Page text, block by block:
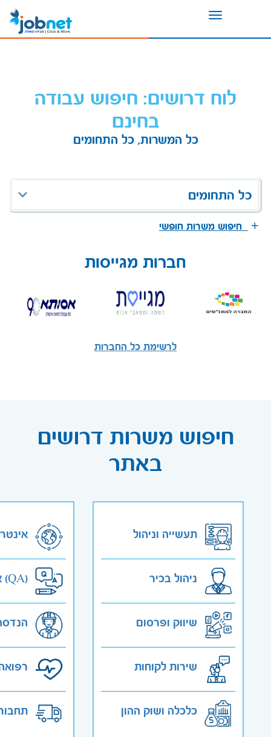
Toggle
לוח דרושים: חיפוש עבודה
בחינם
כל המשרות, כל התחומים
כל התחומים
חיפוש משרות חופשי
חברות מגייסות
לרשימת כל החברות
חיפוש משרות דרושים
באתר
תעשייה וניהול
ניהול בכיר
שיווק ופרסום
שירות לקוחות
כלכלה ושוק ההון
אבטחת איכות (QA)